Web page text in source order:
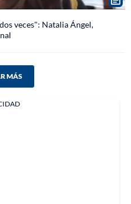
veces": Natalia Ángel,
MÁS